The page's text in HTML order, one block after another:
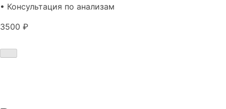
• Консультация по анализам
3500 ₽